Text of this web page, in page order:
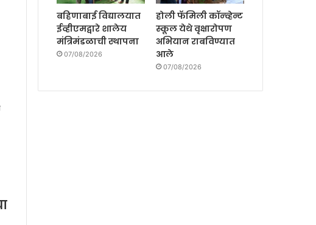
बहिणाबाई विद्यालयात
ईव्हीएमद्वारे शालेय
मंत्रिमंडळाची स्थापना
07/08/2026
होली फॅमिली कॉन्व्हेन्ट
स्कूल येथे वृक्षारोपण
अभियान राबविण्यात
आले
07/08/2026